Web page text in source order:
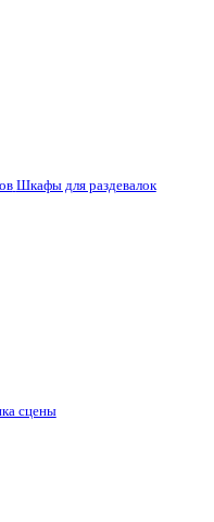
Шкафы для раздевалок
сцены